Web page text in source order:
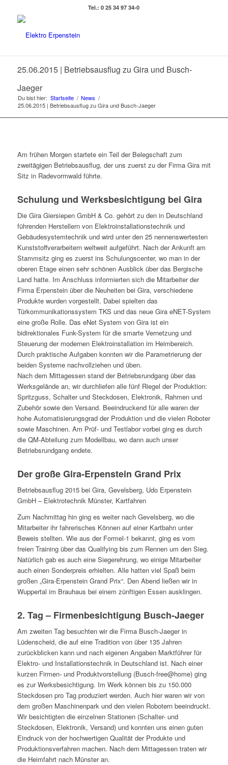
Tel.: 0 25 34 97 34-0
25.06.2015 | Betriebsausflug zu Gira und Busch-
Jaeger
Du bist hier: Startseite / News /
25.06.2015 | Betriebsausflug zu Gira und Busch-Jaeger
Am frühen Morgen startete ein Teil der Belegschaft zum
zweitägigen Betriebsausflug, der uns zuerst zu der Firma Gira mit
Sitz in Radevormwald führte.
Schulung und Werksbesichtigung bei Gira
Die Gira Giersiepen GmbH & Co. gehört zu den in Deutschland
führenden Herstellern von Elektroinstallationstechnik und
Gebäudesystemtechnik und wird unter den 25 nennenswertesten
Kunststoffverarbeitern weltweit aufgeführt. Nach der Ankunft am
Stammsitz ging es zuerst ins Schulungscenter, wo man in der
oberen Etage einen sehr schönen Ausblick über das Bergische
Land hatte. Im Anschluss informierten sich die Mitarbeiter der
Firma Erpenstein über die Neuheiten bei Gira, verschiedene
Produkte wurden vorgestellt. Dabei spielten das
Türkommunikationssystem TKS und das neue Gira eNET-System
eine große Rolle. Das eNet System von Gira ist ein
bidirektionales Funk-System für die smarte Vernetzung und
Steuerung der modernen Elektroinstallation im Heimbereich.
Durch praktische Aufgaben konnten wir die Parametrierung der
beiden Systeme nachvollziehen und üben.
Nach dem Mittagessen stand der Betriebsrundgang über das
Werksgelände an, wir durchliefen alle fünf Riegel der Produktion:
Spritzguss, Schalter und Steckdosen, Elektronik, Rahmen und
Zubehör sowie den Versand. Beeindruckend für alle waren der
hohe Automatisierungsgrad der Produktion und die vielen Roboter
sowie Maschinen. Am Prüf- und Testlabor vorbei ging es durch
die QM-Abteilung zum Modellbau, wo dann auch unser
Betriebsrundgang endete.
Der große Gira-Erpenstein Grand Prix
Betriebsausflug 2015 bei Gira, Gevelsberg, Udo Erpenstein
GmbH – Elektrotechnik Münster, Kartfahren
Zum Nachmittag hin ging es weiter nach Gevelsberg, wo die
Mitarbeiter ihr fahrerisches Können auf einer Kartbahn unter
Beweis stellten. Wie aus der Formel-1 bekannt, ging es vom
freien Training über das Qualifying bis zum Rennen um den Sieg.
Natürlich gab es auch eine Siegerehrung, wo einige Mitarbeiter
auch einen Sonderpreis erhielten. Alle hatten viel Spaß beim
großen „Gira-Erpenstein Grand Prix“. Den Abend ließen wir in
Wuppertal im Brauhaus bei einem zünftigen Essen ausklingen.
2. Tag – Firmenbesichtigung Busch-Jaeger
Am zweiten Tag besuchten wir die Firma Busch-Jaeger in
Lüdenscheid, die auf eine Tradition von über 135 Jahren
zurückblicken kann und nach eigenen Angaben Marktführer für
Elektro- und Installationstechnik in Deutschland ist. Nach einer
kurzen Firmen- und Produktvorstellung (Busch-free@home) ging
es zur Werksbesichtigung. Im Werk können bis zu 150.000
Steckdosen pro Tag produziert werden. Auch hier waren wir von
dem großen Maschinenpark und den vielen Robotern beeindruckt.
Wir besichtigten die einzelnen Stationen (Schalter- und
Steckdosen, Elektronik, Versand) und konnten uns einen guten
Eindruck von der hochwertigen Qualität der Produkte und
Produktionsverfahren machen. Nach dem Mittagessen traten wir
die Heimfahrt nach Münster an.